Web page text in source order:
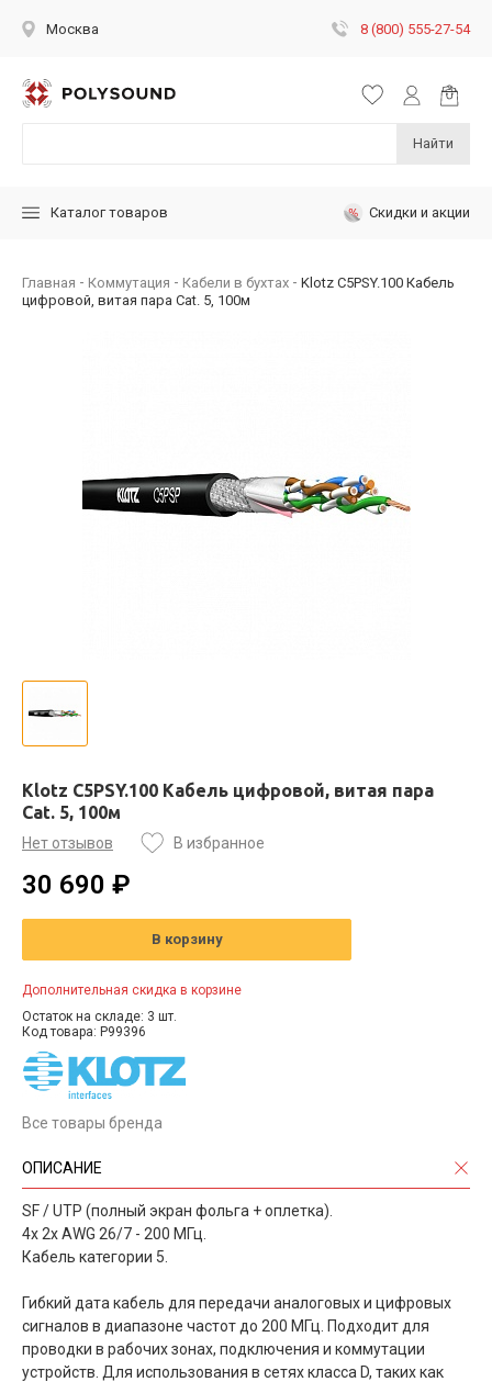
Москва 8 (800) 555-27-54
Найти
Каталог товаров Скидки и акции
Главная Коммутация Кабели в бухтах
Klotz C5PSY.100 Кабель
цифровой, витая пара Cat. 5, 100м
Klotz C5PSY.100 Кабель цифровой, витая пара
Cat. 5, 100м
Нет отзывов В избранное
30 690 ₽
В корзину
Дополнительная скидка в корзине
Остаток на складе: 3 шт.
Код товара: P99396
Все товары бренда
ОПИСАНИЕ
SF / UTP (полный экран фольга + оплетка).
4x 2x AWG 26/7 - 200 МГц.
Кабель категории 5.
Гибкий дата кабель для передачи аналоговых и цифровых
сигналов в диапазоне частот до 200 МГц. Подходит для
проводки в рабочих зонах, подключения и коммутации
устройств. Для использования в сетях класса D, таких как